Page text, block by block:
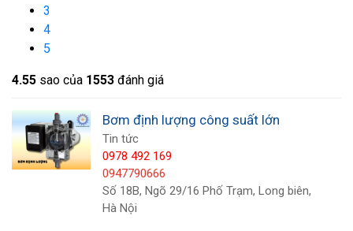
Trên đây là những cách để phân biệt máy bơm
định lượng chính hãng một cách chi tiết và dễ
hiểu. Việc lựa chọn máy bơm chính hãng sẽ giúp
Quý khách đảm bảo được chất lượng và hiệu suất
của hệ thống cấp nước và xử lý nước thải. Hãy lưu
ý những điều này khi mua máy bơm để tránh mua
3
4
5
4.55 sao của 1553 đánh giá
Bơm định lượng công suất lớn
Tin tức
0978 492 169
0947790666
Số 18B, Ngõ 29/16 Phố Trạm, Long biên,
Hà Nội